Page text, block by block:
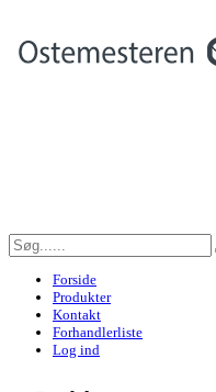
Forside
Produkter
Kontakt
Forhandlerliste
Log ind